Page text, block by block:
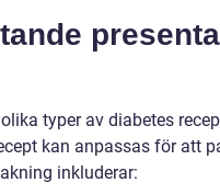
typer av diabetes
kan anpassas för att
inkluderar: